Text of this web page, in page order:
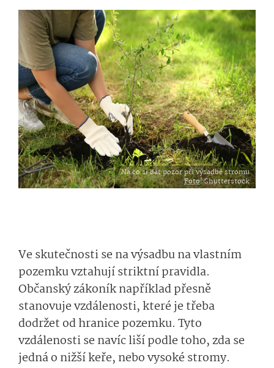
Na co si dát pozor při výsadbě stromu
Foto: Shutterstock
Ve skutečnosti se na výsadbu na vlastním
pozemku vztahují striktní pravidla.
Občanský zákoník například přesně
stanovuje vzdálenosti, které je třeba
dodržet od hranice pozemku. Tyto
vzdálenosti se navíc liší podle toho, zda se
jedná o nižší keře, nebo vysoké stromy.